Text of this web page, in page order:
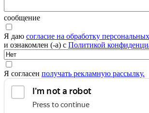
сообщение
Я даю согласие на обработку
и ознакомлен (-а) с Политикой
Я согласен получать рекламную рассылку.